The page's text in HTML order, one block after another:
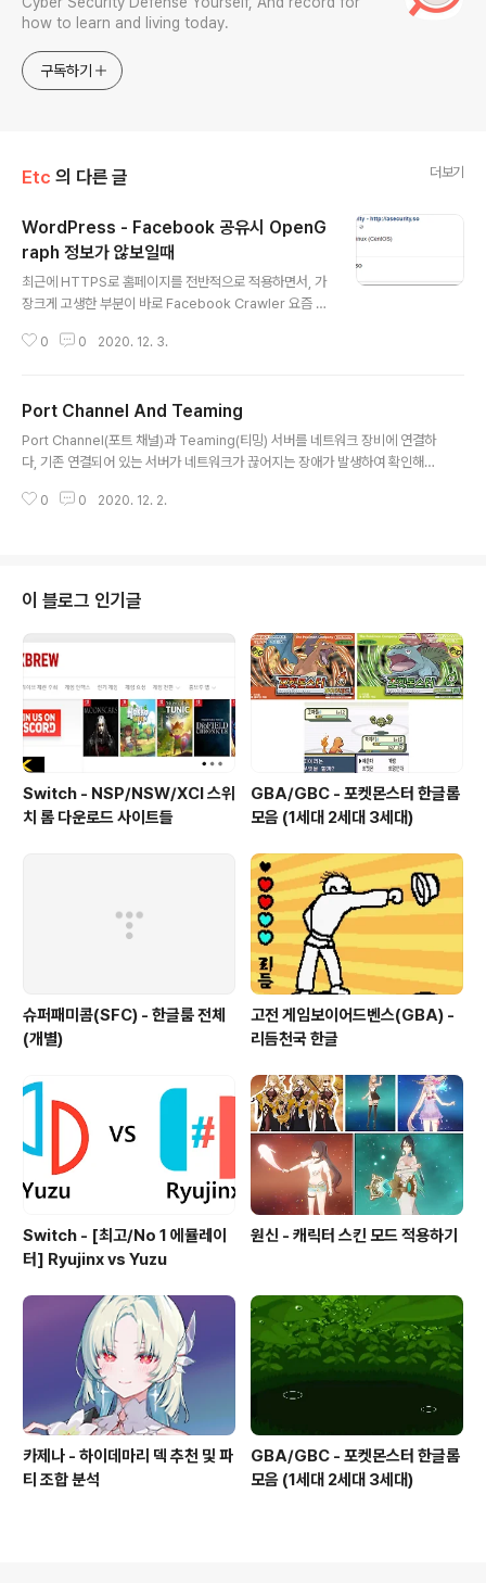
how to learn and living today.
구독하기
Etc 의 다른 글 더보기
WordPress - Facebook 공유시 OpenG
raph 정보가 않보일때
최근에 HTTPS로 홈페이지를 전반적으로 적용하면서, 가
장크게 고생한 부분이 바로 Facebook Crawler 요즘 페
시대에 만약 내가 공유한것이 미리보기가 않된다면 치명적
트 이름만 딱 뜨는 것이 아닌가… 이 현상으로 HTTP로 다
시 내려갈까를 고민했지만, 역시나 HTTPS의 안전함을 버
릴 수 없다. 외 않나오나 확인! 처음 공유시 나오는 이미지
n Image 로 검색하니 힌트를 얻을 수 있었다. OpenGra
0 0 2020. 12. 3.
Port Channel And Teaming
Port Channel(포트 채널)과 Teaming(티밍) 서버를 네트워크 장비에 연결하
다, 기존 연결되어 있는 서버가 네트워크가 끊어지는 장애가 발생하여 확인해
e suspended (speed of Gi0/20 is 100M, Gi0/19 is 1000M) 이라는
터페이스는 서로 포트 채널 설정이 되어 있던 상태, 즉 복수의 포트를 하나로 묶
어서 동작시키는 기술로..
0 0 2020. 12. 2.
이 블로그 인기글
Switch - NSP/NSW/XCI 스위
치 롬 다운로드 사이트들
GBA/GBC - 포켓몬스터 한글롬
모음 (1세대 2세대 3세대)
슈퍼패미콤(SFC) - 한글룸 전체
(개별)
고전 게임보이어드벤스(GBA) -
리듬천국 한글
Switch - [최고/No 1 에뮬레이
터] Ryujinx vs Yuzu
원신 - 캐릭터 스킨 모드 적용하기
카제나 - 하이데마리 덱 추천 및 파
티 조합 분석
GBA/GBC - 포켓몬스터 한글롬
모음 (1세대 2세대 3세대)